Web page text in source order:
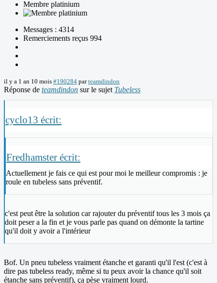
Membre platinium
Messages : 4314
Remerciements reçus 994
il y a 1 an 10 mois #190284 parteamdindon
Réponse de teamdindon sur le sujet Tubeless
cyclo13 écrit:
Fredhamster écrit:
Actuellement je fais ce qui est pour moi le meilleur compromis : je
roule en tubeless sans préventif.
c'est peut être la solution car rajouter du préventif tous les 3 mois ça
doit peser a la fin et je vous parle pas quand on démonte la tartine
qu'il doit y avoir a l'intérieur
Bof. Un pneu tubeless vraiment étanche et garanti qu'il l'est (c'est à
dire pas tubeless ready, même si tu peux avoir la chance qu'il soit
étanche sans préventif), ça pèse vraiment lourd.